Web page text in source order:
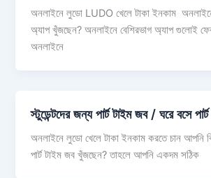
অনলাইনে লুডো LUDO খেলে টাকা ইনকাম
অ্যাপ খুঁজছেন? অনলাইনে বেশিরভাগ অ্যাপ গুলোই
অনলাইনে
স্টুডেন্টদের জন্য পার্ট টাইম জব / ঘরে বসে
অনলাইনে লুডো খেলে টাকা ইনকাম করতে চান আপনি
পার্ট টাইম জব খুঁজছেন? তাহলে আপনি একদম সঠিক